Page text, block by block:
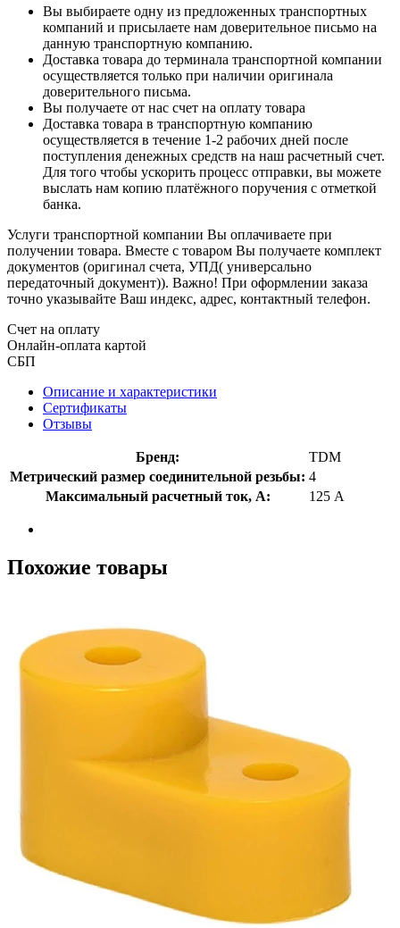
Вы выбираете одну из предложенных транспортных
компаний и присылаете нам доверительное письмо на
данную транспортную компанию.
Доставка товара до терминала транспортной компании
осуществляется только при наличии оригинала
доверительного письма.
Вы получаете от нас счет на оплату товара
Доставка товара в транспортную компанию
осуществляется в течение 1-2 рабочих дней после
поступления денежных средств на наш расчетный счет.
Для того чтобы ускорить процесс отправки, вы можете
выслать нам копию платёжного поручения с отметкой
банка.
Услуги транспортной компании Вы оплачиваете при
получении товара. Вместе с товаром Вы получаете комплект
документов (оригинал счета, УПД( универсально
передаточный документ)). Важно! При оформлении заказа
точно указывайте Ваш индекс, адрес, контактный телефон.
Счет на оплату
Онлайн-оплата картой
СБП
Описание и характеристики
Сертификаты
Отзывы
Бренд:
TDM
Метрический размер соединительной резьбы: 4
Максимальный расчетный ток, А:
125 А
Похожие товары